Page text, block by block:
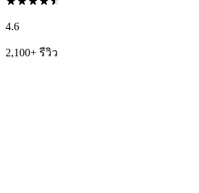
4.6
2,100+ รีวิว